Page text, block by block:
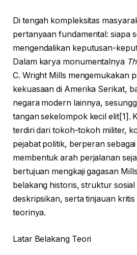
Di tengah kompleksitas
pertanyaan fundamental: siapa
mengendalikan keputusan-
Dalam karya monumentalnya
C. Wright Mills mengemukakan
kekuasaan di Amerika Serikat,
negara modern lainnya,
tangan sekelompok kecil elit[1].
terdiri dari tokoh-tokoh militer,
pejabat politik, berperan
membentuk arah perjalanan
bertujuan mengkaji gagasan
belakang historis, struktur sosial
deskripsikan, serta tinjauan
teorinya.
Latar Belakang Teori